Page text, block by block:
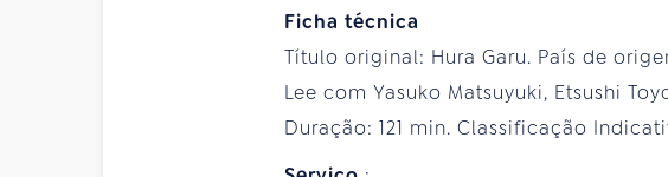
Ficha técnica
Título original: Hura Garu. País de
Lee com Yasuko Matsuyuki, Etsushi
Duração: 121 min. Classificação